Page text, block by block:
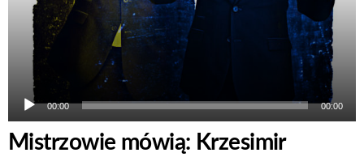
00:00 00:00
Mistrzowie mówią: Krzesimir